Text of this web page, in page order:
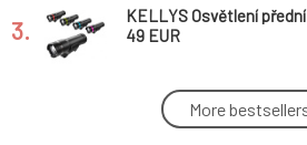
3.
KELLYS Osvětlení přední
49 EUR
KELLYS Osvětlení zadní
19.9 EUR
More